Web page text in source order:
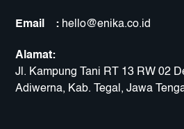
Email : hello@enika.co.id
Alamat:
Jl. Kampung Tani RT 13 RW 02
Adiwerna, Kab. Tegal, Jawa